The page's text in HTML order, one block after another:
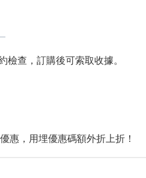
查，訂購後可索取收據。
惠，用埋優惠碼額外折上折！